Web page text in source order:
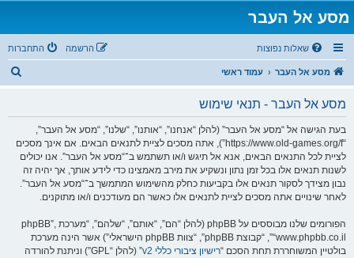
מסע אל העבר
שאלות נפוצות התחברות הרשמה
מסע אל העבר עמוד ראשי
מסע אל העבר - תנאי שימוש
בעת הגישה אל “מסע אל העבר” (להלן “אנחנו”, “אותנו”, “שלנו”, “מסע אל העבר”,
“https://www.old-games.org/f”), אתה מסכים לציית לתנאים הבאים. אם אינך מסכים
לציית לכל התנאים הבאים, אנא אל תיגש ו/או תשתמש ב־“מסע אל העבר”. אנו יכולים
לשנות תנאים אלו בכל זמן נתון ונשקיע את מירב מאמצינו כדי לידע אותך, אך יהיה זה
נבון מצידך לסקור תנאים אלו בקביעות כחלק מהשימוש המתמשך ב־“מסע אל העבר”.
לאחר שינויים אתה מסכים לציית לתנאים אלו כאשר הם מעודכנים ו/או מתוקנים.
הפורומים שלנו מבוססים על phpBB (להלן “הם”, “אותם”, “שלהם”, “מערכת phpBB”,
“www.phpbb.co.il”, “קבוצת phpBB”, “צוות phpBB הישראלי”) אשר הינה מערכת
בולטיין המשוחררת תחת הסכם “רישיון ציבורי כללי v2
” (להלן “GPL”) וניתנת להורדה